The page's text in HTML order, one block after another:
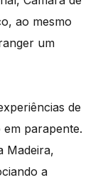
ao mesmo
um
de
parapente.
Madeira,
a